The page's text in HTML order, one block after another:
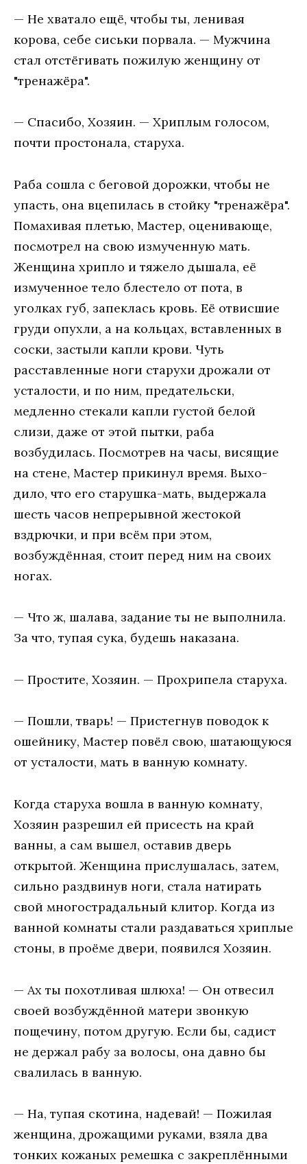
— Не хватало ещё, чтобы ты, ленивая
корова, себе сиськи порвала. — Мужчина
стал отстёгивать пожилую женщину от
"тренажёра".
— Спасибо, Хозяин. — Хриплым голосом,
почти простонала, старуха.
Раба сошла с беговой дорожки, чтобы не
упасть, она вцепилась в стойку "тренажёра".
Помахивая плетью, Мастер, оценивающе,
посмотрел на свою измученную мать.
Женщина хрипло и тяжело дышала, её
измученное тело блестело от пота, в
уголках губ, запеклась кровь. Её отвисшие
груди опухли, а на кольцах, вставленных в
соски, застыли капли крови. Чуть
расставленные ноги старухи дрожали от
усталости, и по ним, предательски,
медленно стекали капли густой белой
слизи, даже от этой пытки, раба
возбудилась. Посмотрев на часы, висящие
на стене, Мастер прикинул время. Выхо-
дило, что его старушка-мать, выдержала
шесть часов непрерывной жестокой
вздрючки, и при всём при этом,
возбуждённая, стоит перед ним на своих
ногах.
— Что ж, шалава, задание ты не выполнила.
За что, тупая сука, будешь наказана.
— Простите, Хозяин. — Прохрипела старуха.
— Пошли, тварь! — Пристегнув поводок к
ошейнику, Мастер повёл свою, шатающуюся
от усталости, мать в ванную комнату.
Когда старуха вошла в ванную комнату,
Хозяин разрешил ей присесть на край
ванны, а сам вышел, оставив дверь
открытой. Женщина прислушалась, затем,
сильно раздвинув ноги, стала натирать
свой многострадальный клитор. Когда из
ванной комнаты стали раздаваться хриплые
стоны, в проёме двери, появился Хозяин.
— Ах ты похотливая шлюха! — Он отвесил
своей возбуждённой матери звонкую
пощечину, потом другую. Если бы, садист
не держал рабу за волосы, она давно бы
свалилась в ванную.
— На, тупая скотина, надевай! — Пожилая
женщина, дрожащими руками, взяла два
тонких кожаных ремешка с закреплёнными